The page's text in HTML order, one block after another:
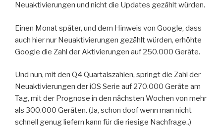
Neuaktivierungen und nicht die Updates gezählt würden.
Einen Monat später, und dem Hinweis von Google, dass
auch hier nur Neuaktivierungen gezählt würden, erhöhte
Google die Zahl der Aktivierungen auf 250.000 Geräte.
Und nun, mit den Q4 Quartalszahlen, springt die Zahl der
Neuaktivierungen der iOS Serie auf 270.000 Geräte am
Tag, mit der Prognose in den nächsten Wochen von mehr
als 300.000 Geräten. (Ja, schon doof wenn man nicht
schnell genug liefern kann für die riesige Nachfrage..)